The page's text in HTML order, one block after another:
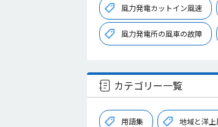
風力発電カットイン風速
風力発電所の風車の故障
カテゴリー一覧
用語集 地域と洋